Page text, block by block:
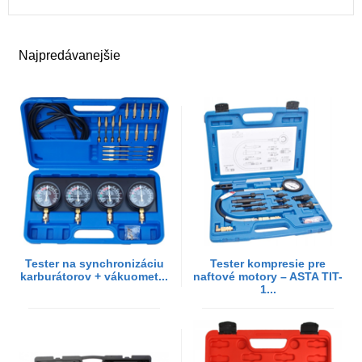
Najpredávanejšie
Tester na synchronizáciu
karburátorov + vákuomet...
Tester kompresie pre
naftové motory – ASTA TIT-
1...